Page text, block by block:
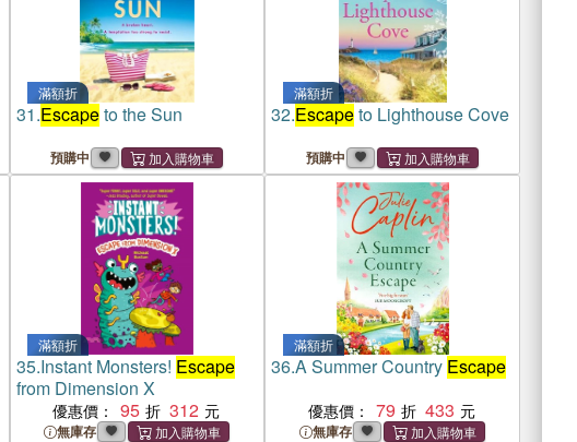
滿額折
31.Escapeto the Sun
預購中
滿額折
32.Escapeto Lighthouse Cove
預購中
滿額折
35.Instant Monsters! Escape
from Dimension X
優惠價： 95 312
無庫存
滿額折
36.A Summer Country Escape
優惠價： 79 433
無庫存